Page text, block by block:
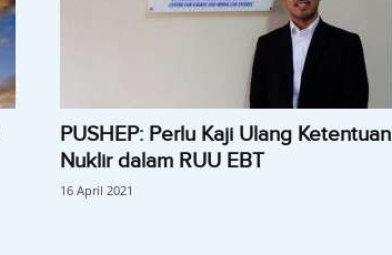
PUSHEP: Perlu Kaji Ulang Ketentuan
Nuklir dalam RUU EBT
16 April 2021